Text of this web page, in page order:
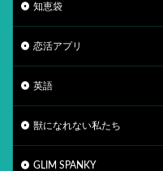
知恵袋
恋活アプリ
英語
獣になれない私たち
GLIM SPANKY